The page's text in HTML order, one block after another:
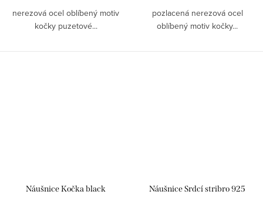
nerezová ocel oblíbený motiv
kočky puzetové...
pozlacená nerezová ocel
oblíbený motiv kočky...
Náušnice Kočka black Náušnice Srdcí stribro 925